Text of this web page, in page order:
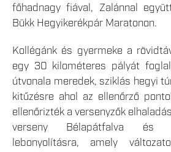
főhadnagy fiával, Zalánnal
Bükk Hegyikerékpár Maratonon.
Kollégánk és gyermeke a
egy 30 kilométeres pályát
útvonala meredek, sziklás hegyi
kitűzésre ahol az ellenőrző
ellenőrizték a versenyzők
verseny Bélapátfalva és
lebonyolításra, amely